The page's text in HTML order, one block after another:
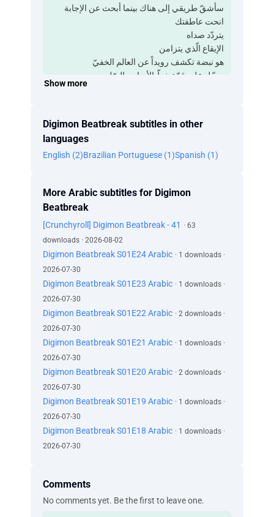
سأشقّ طريقي إلى هناك بينما أبحث عن الإجابة
انحت عاطفتك
يتردّد صداه
الإيقاع الّذي يتزامن
هو نبضة تكشف رويداً عن العالم الخفيّ
سجّل على قمّة خطّ الأساس الصّلب
كلّ ما تملك
الحقيقة الّتي تستحوذ عليها صامدة وحقيقيّة
النّبضة العاطفيّة الّتي تصدح
هي مُعدّل الضّربات في الدّقيقة الّذي يستمرّ بلا
حتّى لو تشوّه الإيقاع سأجعل ذلك جزءاً من روتيني
اقرع بناء على عاطفتك
!ساخن! ساخن! ساخن! ساخن
المعذرة، كان دوري في إعداد الفطور- !ساخن!
...بيض مسلوق - !ساخن -
!استخدمت الميكرويف؟
لماذا كنت تطبخ؟
Show more
Digimon Beatbreak subtitles in other
languages
English (2)Brazilian Portuguese (1)Spanish (1)
More Arabic subtitles for Digimon
Beatbreak
[Crunchyroll] Digimon Beatbreak - 41 · 63
downloads · 2026-08-02
Digimon Beatbreak S01E24 Arabic · 1 downloads ·
2026-07-30
Digimon Beatbreak S01E23 Arabic · 1 downloads ·
2026-07-30
Digimon Beatbreak S01E22 Arabic · 2 downloads ·
2026-07-30
Digimon Beatbreak S01E21 Arabic · 1 downloads ·
2026-07-30
Digimon Beatbreak S01E20 Arabic · 2 downloads ·
2026-07-30
Digimon Beatbreak S01E19 Arabic · 1 downloads ·
2026-07-30
Digimon Beatbreak S01E18 Arabic · 1 downloads ·
2026-07-30
Comments
No comments yet. Be the first to leave one.